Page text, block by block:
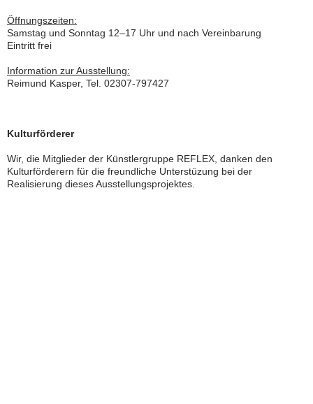
Öffnungszeiten:
Samstag und Sonntag 12–17 Uhr und nach Vereinbarung
Eintritt frei
Information zur Ausstellung:
Reimund Kasper, Tel. 02307-797427
Kulturförderer
Wir, die Mitglieder der Künstlergruppe REFLEX, danken den
Kulturförderern für die freundliche Unterstüzung bei der
Realisierung dieses Ausstellungsprojektes.